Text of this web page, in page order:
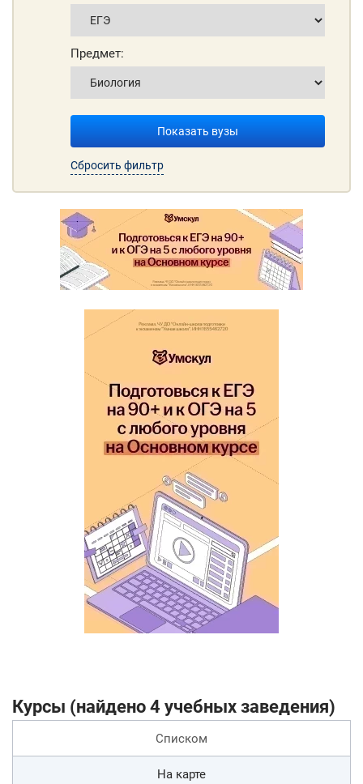
Предмет:
Показать вузы
Сбросить фильтр
Курсы (найдено 4 учебных заведения)
Списком
На карте